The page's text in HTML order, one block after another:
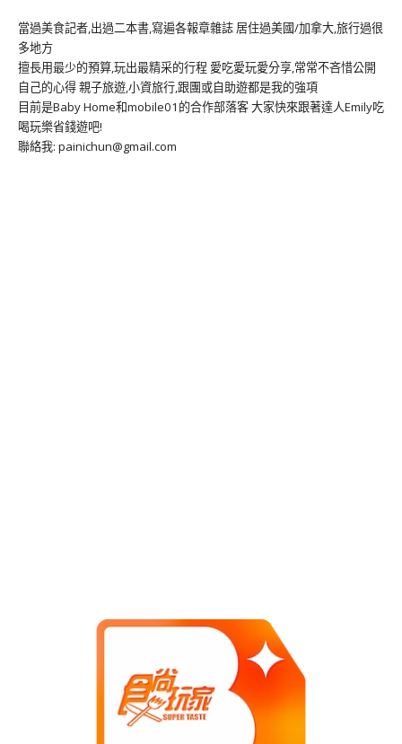
當過美食記者,出過二本書,寫遍各報章雜誌 居住過美國/加拿大,旅行過很
多地方
擅長用最少的預算,玩出最精采的行程 愛吃愛玩愛分享,常常不吝惜公開
自己的心得 親子旅遊,小資旅行,跟團或自助遊都是我的強項
目前是Baby Home和mobile01的合作部落客 大家快來跟著達人Emily吃
喝玩樂省錢遊吧!
聯絡我: painichun@gmail.com